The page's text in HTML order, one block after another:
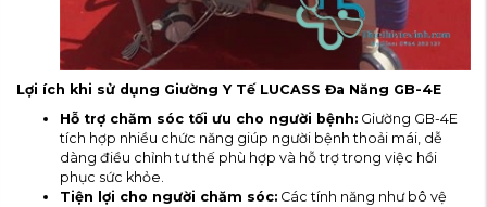
Lợi ích khi sử dụng Giường Y Tế LUCASS Đa Năng GB-4E
Hỗ trợ chăm sóc tối ưu cho người bệnh: Giường GB-4E
tích hợp nhiều chức năng giúp người bệnh thoải mái, dễ
dàng điều chỉnh tư thế phù hợp và hỗ trợ trong việc hồi
phục sức khỏe.
Tiện lợi cho người chăm sóc: Các tính năng như bô vệ